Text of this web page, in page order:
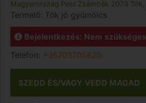
Magyarország Pest Zsámbék 2073
Termelő: Tök jó gyümölcs
Bejelentkezés: Nem szükséges
Telefon: +36703705820
SZEDD ÉS/VAGY VEDD MAGAD